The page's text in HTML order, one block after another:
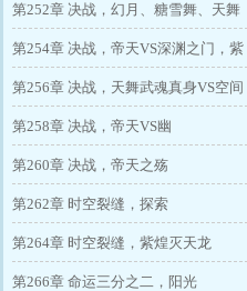
第252章 决战，幻月、糖雪舞、天舞
VS空间之触
第254章 决战，帝天VS深渊之门，紫
煌灭天龙
第256章 决战，天舞武魂真身VS空间
之触
第258章 决战，帝天VS幽
第260章 决战，帝天之殇
第262章 时空裂缝，探索
第264章 时空裂缝，紫煌灭天龙
第266章 命运三分之二，阳光